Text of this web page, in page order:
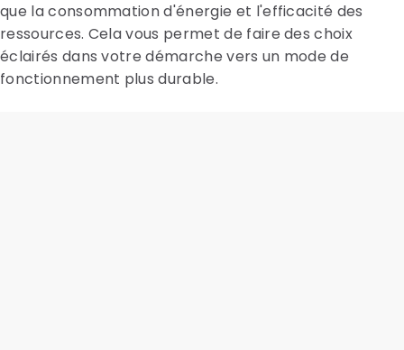
que la consommation d'énergie et l'efficacité des
ressources. Cela vous permet de faire des choix
éclairés dans votre démarche vers un mode de
fonctionnement plus durable.